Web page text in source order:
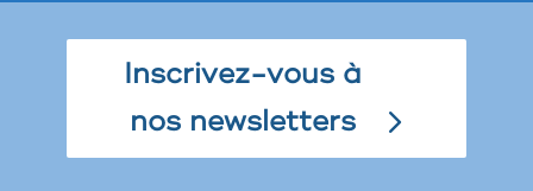
Inscrivez-vous à
nos newsletters